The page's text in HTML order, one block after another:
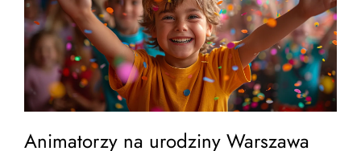
Animatorzy na urodziny Warszawa